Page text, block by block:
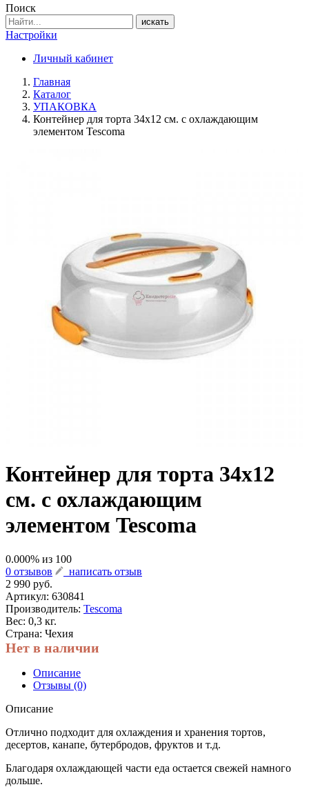
Поиск
искать
Настройки
Личный кабинет
Главная
Каталог
УПАКОВКА
Контейнер для торта 34х12 см. с охлаждающим
элементом Tescoma
Контейнер для торта 34х12
см. с охлаждающим
элементом Tescoma
0.000% из 100
0 отзывов
написать отзыв
2 990 руб.
Артикул: 630841
Производитель: Tescoma
Вес: 0,3 кг.
Страна: Чехия
Нет в наличии
Описание
Отзывы (0)
Описание
Отлично подходит для охлаждения и хранения тортов,
десертов, канапе, бутербродов, фруктов и т.д.
Благодаря охлаждающей части еда остается свежей намного
дольше.